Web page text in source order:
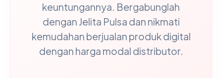
keuntungannya. Bergabunglah
dengan Jelita Pulsa dan nikmati
kemudahan berjualan produk digital
dengan harga modal distributor.